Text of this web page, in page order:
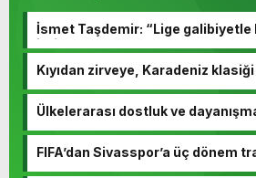
İsmet Taşdemir: “Lige galibiyetle
istiyoruz”
Kıyıdan zirveye, Karadeniz
Ülkelerarası dostluk ve
FIFA’dan Sivasspor’a üç dönem